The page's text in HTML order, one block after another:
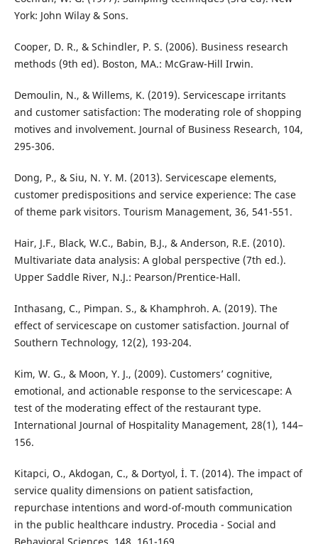
York: John Wilay & Sons.
Cooper, D. R., & Schindler, P. S. (2006). Business research
methods (9th ed). Boston, MA.: McGraw-Hill Irwin.
Demoulin, N., & Willems, K. (2019). Servicescape irritants
and customer satisfaction: The moderating role of shopping
motives and involvement. Journal of Business Research, 104,
295-306.
Dong, P., & Siu, N. Y. M. (2013). Servicescape elements,
customer predispositions and service experience: The case
of theme park visitors. Tourism Management, 36, 541-551.
Hair, J.F., Black, W.C., Babin, B.J., & Anderson, R.E. (2010).
Multivariate data analysis: A global perspective (7th ed.).
Upper Saddle River, N.J.: Pearson/Prentice-Hall.
Inthasang, C., Pimpan. S., & Khamphroh. A. (2019). The
effect of servicescape on customer satisfaction. Journal of
Southern Technology, 12(2), 193-204.
Kim, W. G., & Moon, Y. J., (2009). Customers’ cognitive,
emotional, and actionable response to the servicescape: A
test of the moderating effect of the restaurant type.
International Journal of Hospitality Management, 28(1), 144–
156.
Kitapci, O., Akdogan, C., & Dortyol, İ. T. (2014). The impact of
service quality dimensions on patient satisfaction,
repurchase intentions and word-of-mouth communication
in the public healthcare industry. Procedia - Social and